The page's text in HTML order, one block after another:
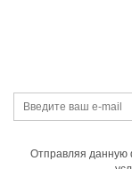
Отправляя данную